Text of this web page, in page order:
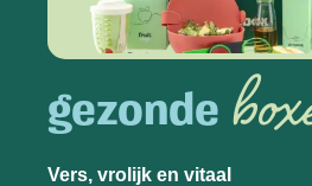
gezonde
Vers, vrolijk en vitaal